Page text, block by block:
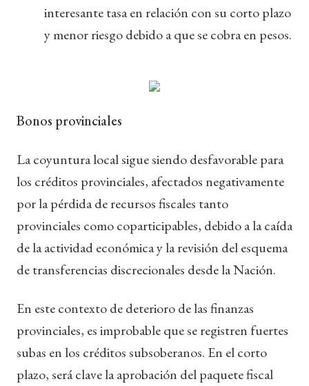
interesante tasa en relación con su corto plazo
y menor riesgo debido a que se cobra en pesos.
Bonos provinciales
La coyuntura local sigue siendo desfavorable para
los créditos provinciales, afectados negativamente
por la pérdida de recursos fiscales tanto
provinciales como coparticipables, debido a la caída
de la actividad económica y la revisión del esquema
de transferencias discrecionales desde la Nación.
En este contexto de deterioro de las finanzas
provinciales, es improbable que se registren fuertes
subas en los créditos subsoberanos. En el corto
plazo, será clave la aprobación del paquete fiscal